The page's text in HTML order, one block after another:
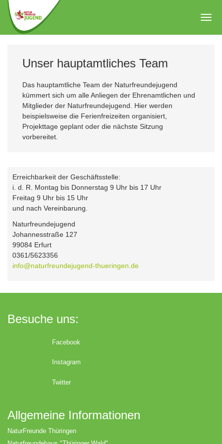
Zum
Hauptinhalt
springen
Unser hauptamtliches Team
Das hauptamtliche Team der Naturfreundejugend
kümmert sich um alle Anliegen der Ehrenamtlichen und
Mitglieder der Naturfreundejugend. Hier werden
beispielsweise die Ferienfreizeiten organisiert,
Projekttage geplant oder die nächste Sitzung
vorbereitet.
Erreichbarkeit der Geschäftsstelle:
i. d. R. Montag bis Donnerstag 9 Uhr bis 17 Uhr
Freitag 9 Uhr bis 15 Uhr
und nach Vereinbarung.
Naturfreundejugend
Johannesstraße 127
99084 Erfurt
0361/5623356
info@naturfreundejugend-thueringen.de
Besuche uns:
Facebook
Instagram
Twitter
Allgemeine Informationen
NaturFreunde Thüringen